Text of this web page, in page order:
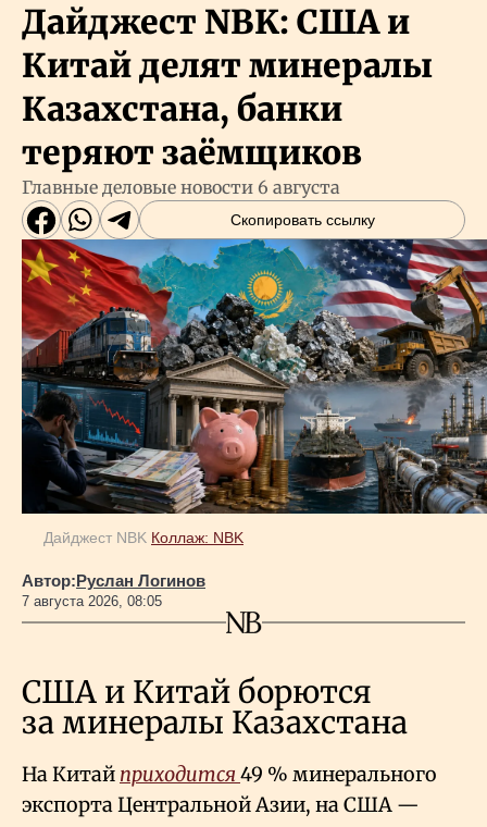
Дайджест NBK: США и
Китай делят минералы
Казахстана, банки
теряют заёмщиков
Главные деловые новости 6 августа
Скопировать ссылку
Дайджест NBK Коллаж: NBK
Автор:Руслан Логинов
7 августа 2026, 08:05
США и Китай борются
за минералы Казахстана
На Китай приходится 49 % минерального
экспорта Центральной Азии, на США —